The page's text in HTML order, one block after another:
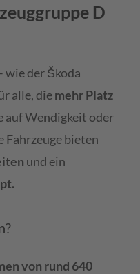
D
wie der Škoda
alle, diemehr Platz
auf Wendigkeit oder
Fahrzeuge bieten
und ein
von rund 640